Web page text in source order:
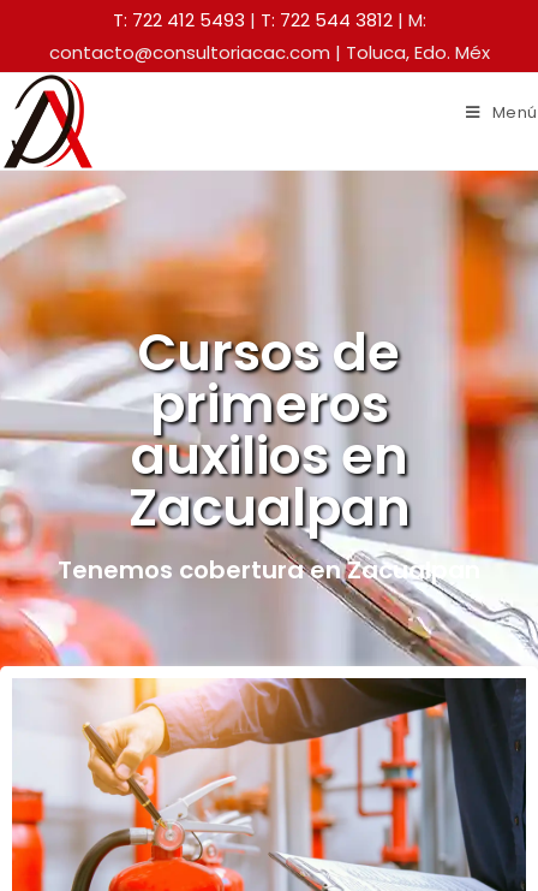
T: 722 412 5493 | T: 722 544 3812| M:
contacto@consultoriacac.com | Toluca, Edo. Méx
Menú
Cursos de
primeros
auxilios en
Zacualpan
Tenemos cobertura en Zacualpan